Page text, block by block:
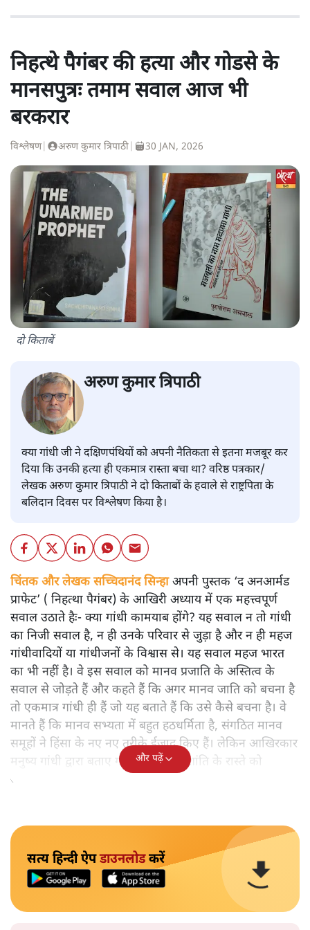
निहत्थे पैगंबर की हत्या और गोडसे के
मानसपुत्रः तमाम सवाल आज भी
बरकरार
विश्लेषण| अरुण कुमार त्रिपाठी 30 JAN, 2026
दो किताबें
अरुण कुमार त्रिपाठी
क्या गांधी जी ने दक्षिणपंथियों को अपनी नैतिकता से इतना मजबूर कर
दिया कि उनकी हत्या ही एकमात्र रास्ता बचा था? वरिष्ठ पत्रकार/
लेखक अरुण कुमार त्रिपाठी ने दो किताबों के हवाले से राष्ट्रपिता के
बलिदान दिवस पर विश्लेषण किया है।
चिंतक और लेखक सच्चिदानंद सिन्हाअपनी पुस्तक ‘द अनआर्मड
प्राफेट’ ( निहत्था पैगंबर) के आखिरी अध्याय में एक महत्त्वपूर्ण
सवाल उठाते हैः- क्या गांधी कामयाब होंगे? यह सवाल न तो गांधी
का निजी सवाल है, न ही उनके परिवार से जुड़ा है और न ही महज
गांधीवादियों या गांधीजनों के विश्वास से। यह सवाल महज भारत
का भी नहीं है। वे इस सवाल को मानव प्रजाति के अस्तित्व के
सवाल से जोड़ते हैं और कहते हैं कि अगर मानव जाति को बचना है
तो एकमात्र गांधी ही हैं जो यह बताते हैं कि उसे कैसे बचना है। वे
मानते हैं कि मानव सभ्यता में बहुत हठधर्मिता है, संगठित मानव
समूहों ने हिंसा के नए नए तरीके ईजाद किए हैं। लेकिन आखिरकार
मनुष्य गांधी द्वारा बताए गए अहिंसा और शांति के रास्ते को
अपनाएगा।
और पढ़ें
सत्य हिन्दी ऐपडाउनलोडकरें